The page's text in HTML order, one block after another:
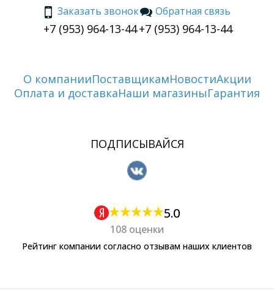
Заказать звонок
+7 (953) 964-13-44
Обратная связь
+7 (953) 964-13-44
О компанииПоставщикамНовостиАкции
Оплата и доставкаНаши магазиныГарантия
ПОДПИСЫВАЙСЯ
5.0
108 оценки
Рейтинг компании согласно отзывам наших клиентов